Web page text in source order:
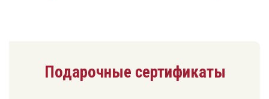
Подарочные сертификаты